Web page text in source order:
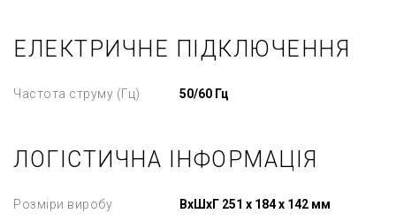
ЕЛЕКТРИЧНЕ ПІДКЛЮЧЕННЯ
Частота струму (Гц) 50/60 Гц
ЛОГІСТИЧНА ІНФОРМАЦІЯ
Розміри виробу
ВхШхГ 251 х 184 х 142 мм